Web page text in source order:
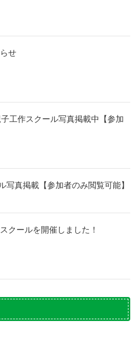
せ
工作スクール写真掲載中【参加
真掲載【参加者のみ閲覧可能】
クールを開催しました！